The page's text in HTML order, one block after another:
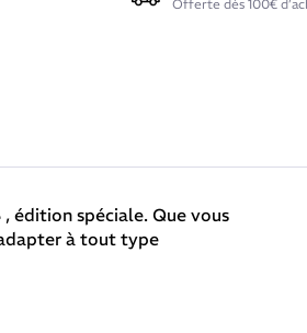
Offerte dès 100€
, édition spéciale. Que vous
à tout type